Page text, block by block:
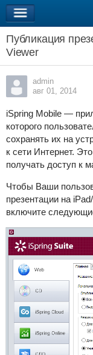
Публикация
Viewer
admin
авг 01, 2014
iSpring Mobile —
которого
сохранять их на
к сети Интернет.
получать доступ к
Чтобы Ваши
презентации на
включите